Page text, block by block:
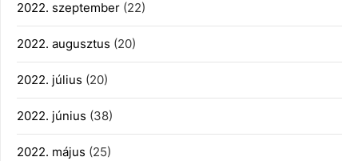
2022. szeptember (22)
2022. augusztus (20)
2022. július (20)
2022. június (38)
2022. május (25)